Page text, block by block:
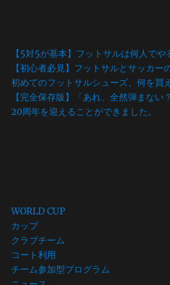
【5対5が基本】フットサルは何人で
【初心者必見】フットサルとサッカ
初めてのフットサルシューズ、何を買
【完全保存版】「あれ、全然弾まな
20周年を迎えることができました。
WORLD CUP
カップ
クラブチーム
コート利用
チーム参加型プログラム